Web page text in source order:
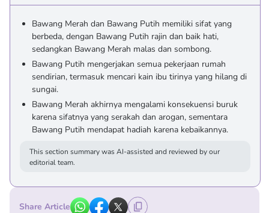
Bawang Merah dan Bawang Putih memiliki sifat yang
berbeda, dengan Bawang Putih rajin dan baik hati,
sedangkan Bawang Merah malas dan sombong.
Bawang Putih mengerjakan semua pekerjaan rumah
sendirian, termasuk mencari kain ibu tirinya yang hilang di
sungai.
Bawang Merah akhirnya mengalami konsekuensi buruk
karena sifatnya yang serakah dan arogan, sementara
Bawang Putih mendapat hadiah karena kebaikannya.
This section summary was AI-assisted and reviewed by our
editorial team.
Share Article